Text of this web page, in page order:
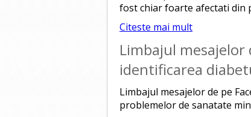
fost chiar foarte afectati din
Citeste mai mult
Limbajul mesajelor
identificarea
Limbajul mesajelor de pe
problemelor de sanatate